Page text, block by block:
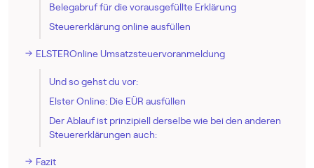
Belegabruf für die vorausgefüllte Erklärung
Steuererklärung online ausfüllen
ELSTEROnline Umsatz­steuer­voranmeldung
Und so gehst du vor:
Elster Online: Die EÜR ausfüllen
Der Ablauf ist prinzipiell derselbe wie bei den anderen
Steuererklärungen auch:
Fazit